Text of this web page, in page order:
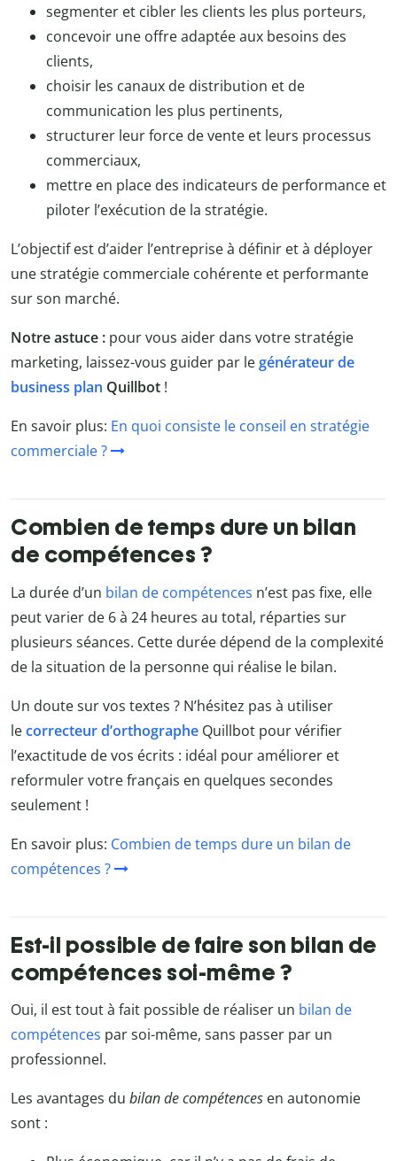
segmenter et cibler les clients les plus porteurs,
concevoir une offre adaptée aux besoins des
clients,
choisir les canaux de distribution et de
communication les plus pertinents,
structurer leur force de vente et leurs processus
commerciaux,
mettre en place des indicateurs de performance et
piloter l’exécution de la stratégie.
L’objectif est d’aider l’entreprise à définir et à déployer
une stratégie commerciale cohérente et performante
sur son marché.
Notre astuce : pour vous aider dans votre stratégie
marketing, laissez-vous guider par legénérateur de
business plan Quillbot !
En savoir plus: En quoi consiste le conseil en stratégie
commerciale ?
Combien de temps dure un bilan
de compétences ?
La durée d’un bilan de compétences n’est pas fixe, elle
peut varier de 6 à 24 heures au total, réparties sur
plusieurs séances. Cette durée dépend de la complexité
de la situation de la personne qui réalise le bilan.
Un doute sur vos textes ? N’hésitez pas à utiliser
lecorrecteur d’orthographe Quillbot pour vérifier
l’exactitude de vos écrits : idéal pour améliorer et
reformuler votre français en quelques secondes
seulement !
En savoir plus: Combien de temps dure un bilan de
compétences ?
Est-il possible de faire son bilan de
compétences soi-même ?
Oui, il est tout à fait possible de réaliser un bilan de
compétences par soi-même, sans passer par un
professionnel.
Les avantages du bilan de compétences en autonomie
sont :